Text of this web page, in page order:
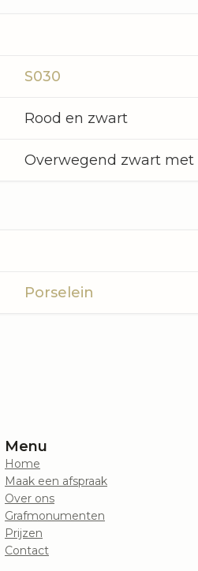
S030
Rood en zwart
Overwegend zwart
Porselein
Menu
Home
Maak een afspraak
Over ons
Grafmonumenten
Prijzen
Contact